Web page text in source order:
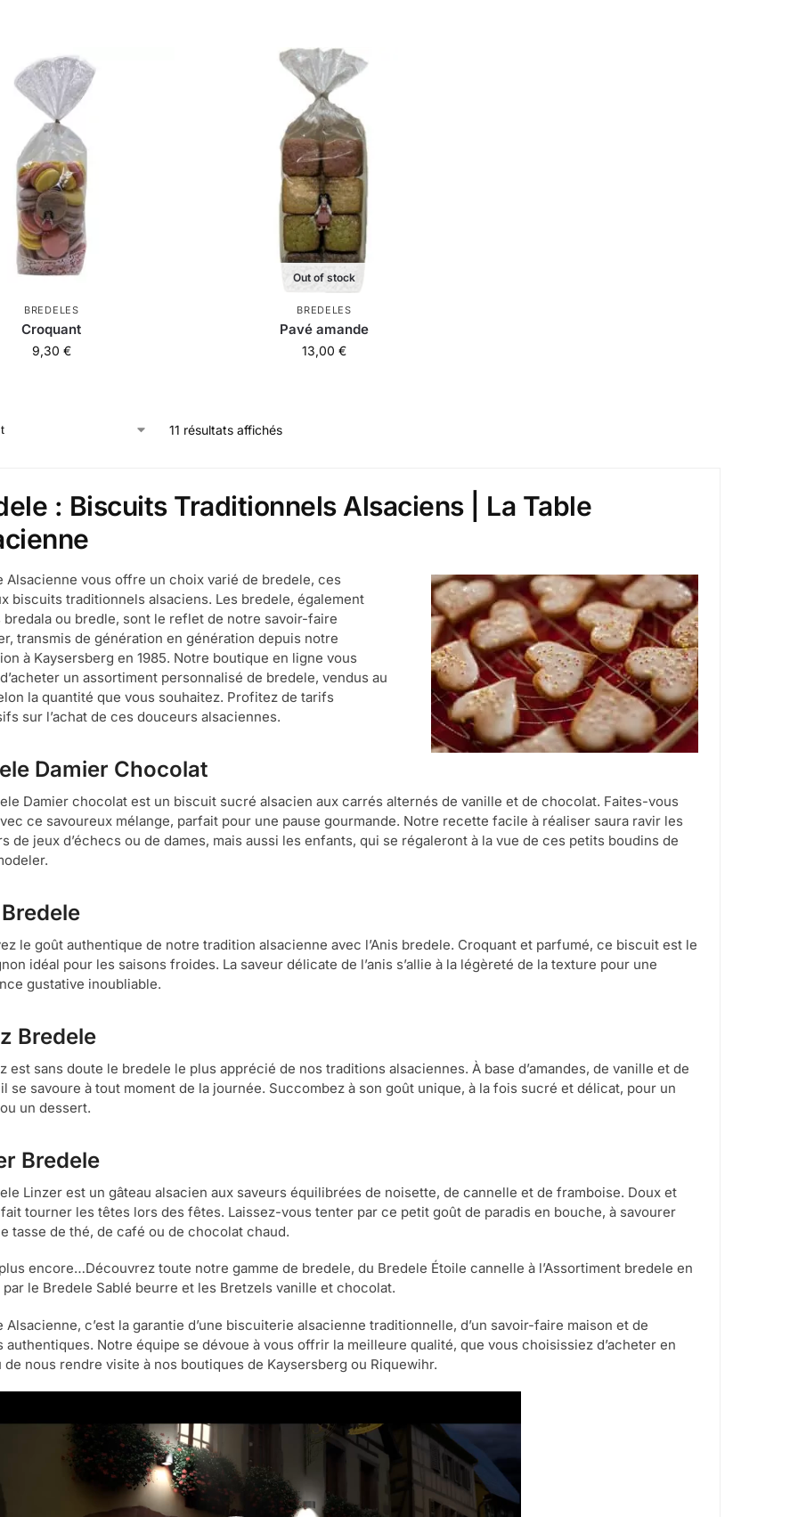
BREDELES
Croquant
9,30 €
Out of stock
BREDELES
Pavé amande
13,00 €
11 résultats affichés
: Biscuits Traditionnels Alsaciens | La Table
Alsacienne vous offre un choix varié de bredele, ces
biscuits traditionnels alsaciens. Les bredele, également
bredala ou bredle, sont le reflet de notre savoir-faire
transmis de génération en génération depuis notre
à Kaysersberg en 1985. Notre boutique en ligne vous
un assortiment personnalisé de bredele, vendus au
la quantité que vous souhaitez. Profitez de tarifs
sur l’achat de ces douceurs alsaciennes.
Damier Chocolat
Damier chocolat est un biscuit sucré alsacien aux carrés alternés de vanille et de chocolat. Faites-vous
ce savoureux mélange, parfait pour une pause gourmande. Notre recette facile à réaliser saura ravir les
de jeux d’échecs ou de dames, mais aussi les enfants, qui se régaleront à la vue de ces petits boudins de
le goût authentique de notre tradition alsacienne avec l’Anis bredele. Croquant et parfumé, ce biscuit est le
idéal pour les saisons froides. La saveur délicate de l’anis s’allie à la légèreté de la texture pour une
gustative inoubliable.
Bredele
est sans doute le bredele le plus apprécié de nos traditions alsaciennes. À base d’amandes, de vanille et de
se savoure à tout moment de la journée. Succombez à son goût unique, à la fois sucré et délicat, pour un
un dessert.
Bredele
Linzer est un gâteau alsacien aux saveurs équilibrées de noisette, de cannelle et de framboise. Doux et
tourner les têtes lors des fêtes. Laissez-vous tenter par ce petit goût de paradis en bouche, à savourer
tasse de thé, de café ou de chocolat chaud.
encore…Découvrez toute notre gamme de bredele, du Bredele Étoile cannelle à l’Assortiment bredele en
par le Bredele Sablé beurre et les Bretzels vanille et chocolat.
Alsacienne, c’est la garantie d’une biscuiterie alsacienne traditionnelle, d’un savoir-faire maison et de
authentiques. Notre équipe se dévoue à vous offrir la meilleure qualité, que vous choisissiez d’acheter en
de nous rendre visite à nos boutiques de Kaysersberg ou Riquewihr.